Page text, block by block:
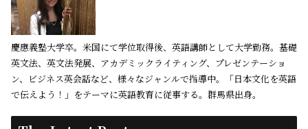
慶應義塾大学卒。米国にて学位取得後、英語講師として大学勤務。基礎
英文法、英文法発展、アカデミックライティング、プレゼンテーショ
ン、ビジネス英会話など、様々なジャンルで指導中。「日本文化を英語
で伝えよう！」をテーマに英語教育に従事する。群馬県出身。